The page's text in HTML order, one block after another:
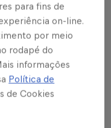
do
para fins de
on-line.
por meio
rodapé do
informações
Política de
de Cookies